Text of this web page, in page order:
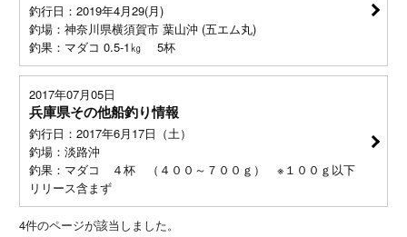
釣行日：2019年4月29(月)
釣場：神奈川県横須賀市 葉山沖 (五エム丸)
釣果：マダコ 0.5-1㎏ 5杯
2017年07月05日
兵庫県その他船釣り情報
釣行日：2017年6月17日（土）
釣場：淡路沖
釣果：マダコ ４杯 （４００～７００ｇ） ※１００ｇ以下
リリース含まず
4件のページが該当しました。